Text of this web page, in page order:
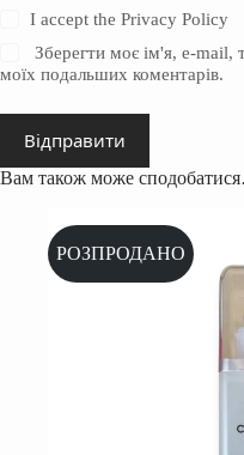
I accept thePrivacy Policy
Зберегти моє ім'я, e-mail,
моїх подальших коментарів.
Відправити
Вам також може
РОЗПРОДАНО